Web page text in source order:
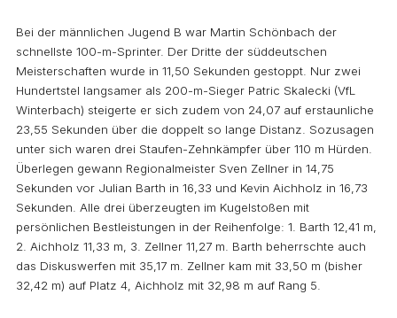
Bei der männlichen Jugend B war Martin Schönbach der
schnellste 100-m-Sprinter. Der Dritte der süddeutschen
Meisterschaften wurde in 11,50 Sekunden gestoppt. Nur zwei
Hundertstel langsamer als 200-m-Sieger Patric Skalecki (VfL
Winterbach) steigerte er sich zudem von 24,07 auf erstaunliche
23,55 Sekunden über die doppelt so lange Distanz. Sozusagen
unter sich waren drei Staufen-Zehnkämpfer über 110 m Hürden.
Überlegen gewann Regionalmeister Sven Zellner in 14,75
Sekunden vor Julian Barth in 16,33 und Kevin Aichholz in 16,73
Sekunden. Alle drei überzeugten im Kugelstoßen mit
persönlichen Bestleistungen in der Reihenfolge: 1. Barth 12,41 m,
2. Aichholz 11,33 m, 3. Zellner 11,27 m. Barth beherrschte auch
das Diskuswerfen mit 35,17 m. Zellner kam mit 33,50 m (bisher
32,42 m) auf Platz 4, Aichholz mit 32,98 m auf Rang 5.